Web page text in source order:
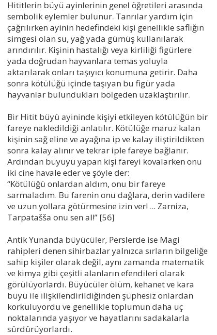
Hititlerin büyü ayinlerinin genel öğretileri arasında
sembolik eylemler bulunur. Tanrılar yardım için
çağrılırken ayinin hedefindeki kişi genellikle saflığın
simgesi olan su, yağ yada gümüş kullanılarak
arındırılır. Kişinin hastalığı veya kirliliği figürlere
yada doğrudan hayvanlara temas yoluyla
aktarılarak onları taşıyıcı konumuna getirir. Daha
sonra kötülüğü içinde taşıyan bu figür yada
hayvanlar bulundukları bölgeden uzaklaştırılır.
Bir Hitit büyü ayininde kişiyi etkileyen kötülüğün bir
fareye nakledildiği anlatılır. Kötülüğe maruz kalan
kişinin sağ eline ve ayağına ip ve kalay iliştirildikten
sonra kalay alınır ve tekrar iple fareye bağlanır.
Ardından büyüyü yapan kişi fareyi kovalarken onu
iki cine havale eder ve şöyle der:
“Kötülüğü onlardan aldım, onu bir fareye
sarmaladım. Bu farenin onu dağlara, derin vadilere
ve uzun yollara götürmesine izin ver! ... Zarniza,
Tarpatašša onu sen al!” [56]
Antik Yunanda büyücüler, Perslerde ise Magi
rahipleri denen sihirbazlar yalnızca sırların bilgeliğe
sahip kişiler olarak değil, aynı zamanda matematik
ve kimya gibi çeşitli alanların efendileri olarak
görülüyorlardı. Büyücüler ölüm, kehanet ve kara
büyü ile ilişkilendirildiğinden şüphesiz onlardan
korkuluyordu ve genellikle toplumun daha uç
noktalarında yaşıyor ve hayatlarını sadakalarla
sürdürüyorlardı.